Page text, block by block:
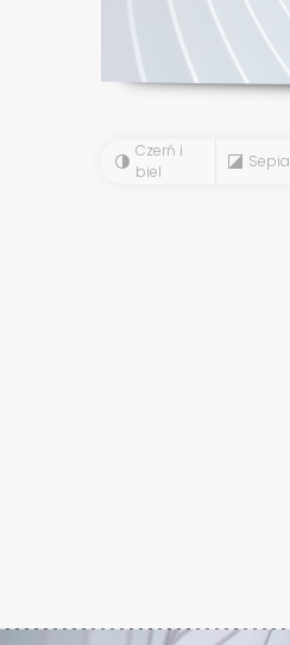
Czerń i
biel
Sepia